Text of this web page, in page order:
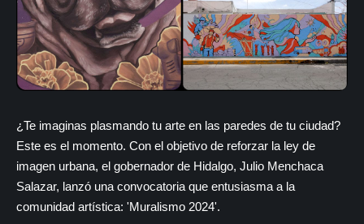
¿Te imaginas plasmando tu arte en las paredes de tu ciudad?
Este es el momento. Con el objetivo de reforzar la ley de
imagen urbana, el gobernador de Hidalgo, Julio Menchaca
Salazar, lanzó una convocatoria que entusiasma a la
comunidad artística: 'Muralismo 2024'.